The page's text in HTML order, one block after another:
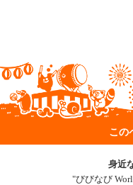
この
身近
"びびなび